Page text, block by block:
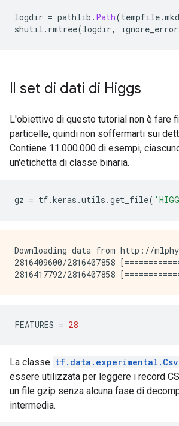
logdir = pathlib . Path(tempfile.
shutil . rmtree(logdir,
Il set di dati di Higgs
L'obiettivo di questo tutorial non è fare
particelle, quindi non soffermarti sui
Contiene 11.000.000 di esempi,
un'etichetta di classe binaria.
gz = tf.keras .utils .get_file(
Downloading data from http://
2816409600/2816407858
FEATURES = 28
La classe
essere utilizzata per leggere i record
un file gzip senza alcuna fase di
intermedia.